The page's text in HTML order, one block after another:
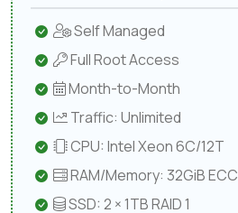
Self Managed
Full Root Access
Month-to-Month
Traffic: Unlimited
CPU: Intel Xeon 6C/12T
RAM/Memory: 32GiB ECC
SSD: 2 × 1TB RAID 1